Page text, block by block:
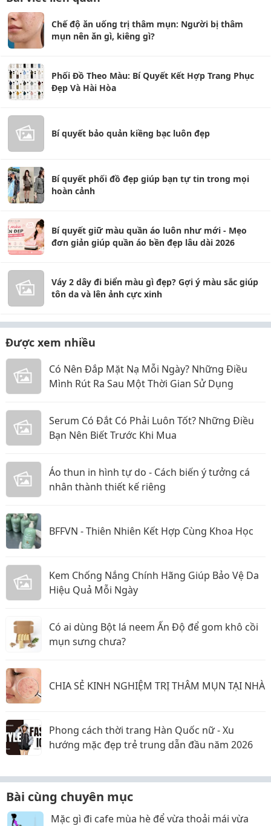
Chế độ ăn uống trị thâm mụn: Người bị thâm
mụn nên ăn gì, kiêng gì?
Phối Đồ Theo Màu: Bí Quyết Kết Hợp Trang Phục
Đẹp Và Hài Hòa
Bí quyết bảo quản kiềng bạc luôn đẹp
Bí quyết phối đồ đẹp giúp bạn tự tin trong mọi
hoàn cảnh
Bí quyết giữ màu quần áo luôn như mới - Mẹo
đơn giản giúp quần áo bền đẹp lâu dài 2026
Váy 2 dây đi biển màu gì đẹp? Gợi ý màu sắc giúp
tôn da và lên ảnh cực xinh
Được xem nhiều
Có Nên Đắp Mặt Nạ Mỗi Ngày? Những Điều
Mình Rút Ra Sau Một Thời Gian Sử Dụng
Serum Có Đắt Có Phải Luôn Tốt? Những Điều
Bạn Nên Biết Trước Khi Mua
Áo thun in hình tự do - Cách biến ý tưởng cá
nhân thành thiết kế riêng
BFFVN - Thiên Nhiên Kết Hợp Cùng Khoa Học
Kem Chống Nắng Chính Hãng Giúp Bảo Vệ Da
Hiệu Quả Mỗi Ngày
Có ai dùng Bột lá neem Ấn Độ để gom khô cồi
mụn sưng chưa?
CHIA SẺ KINH NGHIỆM TRỊ THÂM MỤN TẠI NHÀ
Phong cách thời trang Hàn Quốc nữ - Xu
hướng mặc đẹp trẻ trung dẫn đầu năm 2026
Bài cùng chuyên mục
Mặc gì đi cafe mùa hè để vừa thoải mái vừa